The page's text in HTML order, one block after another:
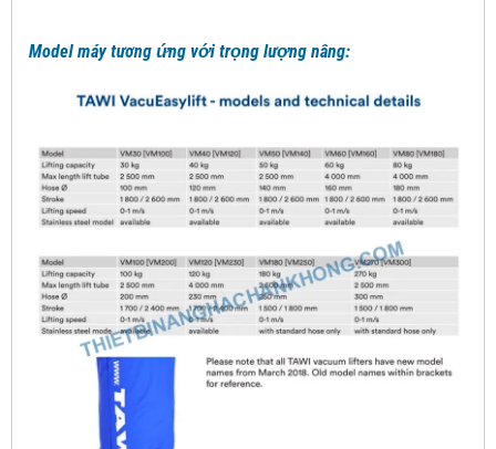
Model máy tương ứng với trọng lượng nâng: